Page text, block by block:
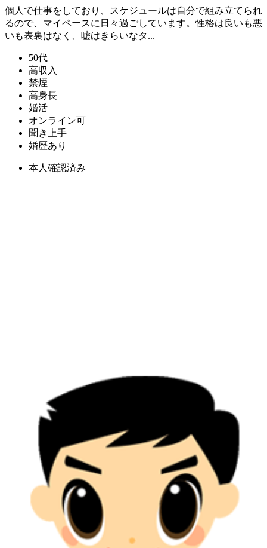
個人で仕事をしており、スケジュールは自分で組み立てられ
るので、マイペースに日々過ごしています。性格は良いも悪
いも表裏はなく、嘘はきらいなタ...
50代
高収入
禁煙
高身長
婚活
オンライン可
聞き上手
婚歴あり
本人確認済み